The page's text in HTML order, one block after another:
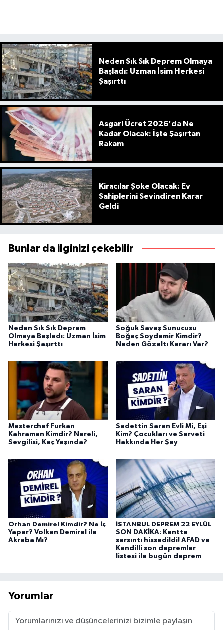
Neden Sık Sık Deprem Olmaya
Başladı: Uzman İsim Herkesi
Şaşırttı
Asgari Ücret 2026'da Ne
Kadar Olacak: İşte Şaşırtan
Rakam
Kiracılar Şoke Olacak: Ev
Sahiplerini Sevindiren Karar
Geldi
Bunlar da ilginizi çekebilir
Neden Sık Sık Deprem
Olmaya Başladı: Uzman İsim
Herkesi Şaşırttı
Soğuk Savaş Sunucusu
Boğaç Soydemir Kimdir?
Neden Gözaltı Kararı Var?
Masterchef Furkan
Kahraman Kimdir? Nereli,
Sevgilisi, Kaç Yaşında?
Sadettin Saran Evli Mi, Eşi
Kim? Çocukları ve Serveti
Hakkında Her Şey
Orhan Demirel Kimdir? Ne İş
Yapar? Volkan Demirel ile
Akraba Mı?
İSTANBUL DEPREM 22 EYLÜL
SON DAKİKA: Kentte
sarsıntı hissedildi! AFAD ve
Kandilli son depremler
listesi ile bugün deprem
Yorumlar